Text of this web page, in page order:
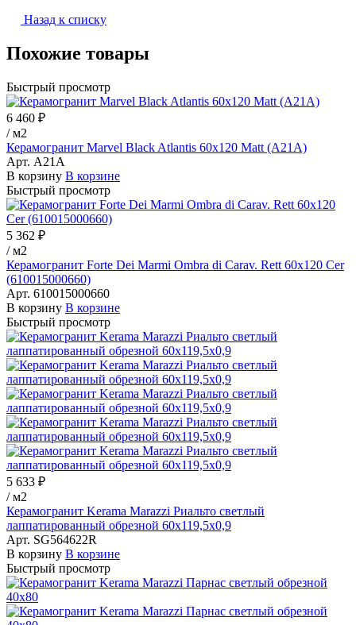
Назад к списку
Похожие товары
Быстрый просмотр
6 460 ₽
/ м2
Керамогранит Marvel Black Atlantis 60x120 Matt (A21A)
Арт. A21A
В корзину В корзине
Быстрый просмотр
5 362 ₽
/ м2
Керамогранит Forte Dei Marmi Ombra di Carav. Rett 60x120 Cer
(610015000660)
Арт. 610015000660
В корзину В корзине
Быстрый просмотр
5 633 ₽
/ м2
Керамогранит Kerama Marazzi Риальто светлый
лаппатированный обрезной 60x119,5x0,9
Арт. SG564622R
В корзину В корзине
Быстрый просмотр